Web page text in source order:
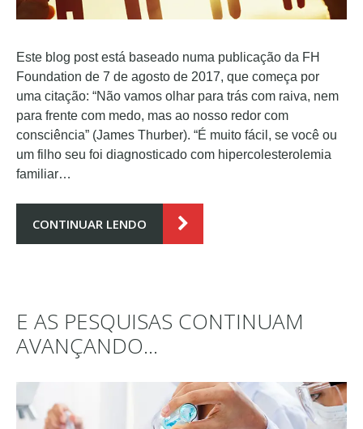
Este blog post está baseado numa publicação da FH
Foundation de 7 de agosto de 2017, que começa por
uma citação: “Não vamos olhar para trás com raiva, nem
para frente com medo, mas ao nosso redor com
consciência” (James Thurber). “É muito fácil, se você ou
um filho seu foi diagnosticado com hipercolesterolemia
familiar…
CONTINUAR LENDO
E AS PESQUISAS CONTINUAM
AVANÇANDO…